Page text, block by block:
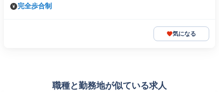
完全歩合制
気になる
職種と勤務地が似ている求人